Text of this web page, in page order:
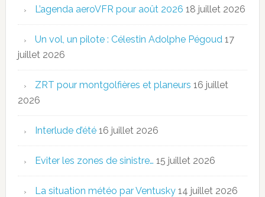
L’agenda aeroVFR pour août 2026 18 juillet 2026
Un vol, un pilote : Célestin Adolphe Pégoud 17
juillet 2026
ZRT pour montgolfières et planeurs 16 juillet
2026
Interlude d’été 16 juillet 2026
Eviter les zones de sinistre… 15 juillet 2026
La situation météo par Ventusky 14 juillet 2026